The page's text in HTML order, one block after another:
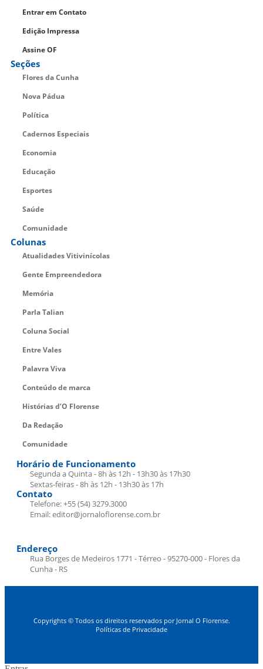
Entrar em Contato
Edição Impressa
Assine OF
Seções
Flores da Cunha
Nova Pádua
Política
Cadernos Especiais
Economia
Educação
Esportes
Saúde
Comunidade
Colunas
Atualidades Vitivinícolas
Gente Empreendedora
Memória
Parla Talian
Coluna Social
Entre Vales
Palavra Viva
Conteúdo de marca
Histórias d’O Florense
Da Redação
Comunidade
Horário de Funcionamento
Segunda a Quinta - 8h às 12h - 13h30 às 17h30
Sextas-feiras - 8h às 12h - 13h30 às 17h
Contato
Telefone: +55 (54) 3279.3000
Email: editor@jornaloflorense.com.br
Endereço
Rua Borges de Medeiros 1771 - Térreo - 95270-000 - Flores da
Cunha - RS
Copyrights © Todos os direitos reservados por Jornal O Florense.
Políticas de Privacidade